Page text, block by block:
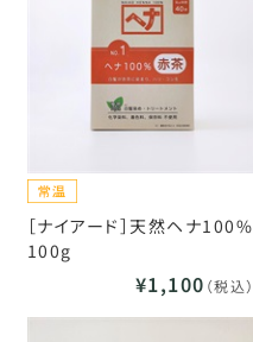
［ナイアード］天然ヘナ100%
100g
¥1,100 （税込）